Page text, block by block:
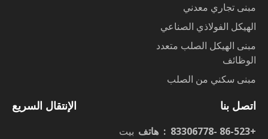
مبنى تجاري معدني
الهيكل الفولاذي الصناعي
مبنى الهيكل الصلب متعدد
الوظائف
مبنى سكني من الصلب
الإنتقال السريع
بيت
اتصل بنا
+86-523 -83306778 : هاتف